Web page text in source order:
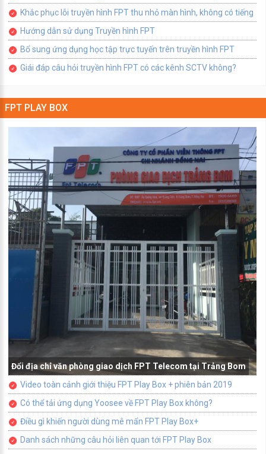
Khắc phục lỗi truyền hình FPT thu nhỏ màn hình, không có tiếng
Hướng dẫn sử dụng Truyền hình FPT
Bổ sung ứng dụng học tập trực tuyến trên truyền hình FPT
Giái đáp câu hỏi truyền hình FPT có các kênh SCTV không?
FPT PLAY BOX
Đổi địa chỉ văn phòng giao dịch FPT Telecom tại Trảng Bom
Video toàn cảnh giới thiệu FPT Play Box + phiên bản 2019
Có thể tải ứng dụng Yoosee về FPT Play Box không?
Điều gì khiến người dùng mê mẩn FPT Play Box+
Danh sách những câu hỏi liên quan tới FPT Play Box